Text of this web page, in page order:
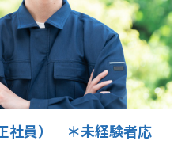
社員） ＊未経験者応